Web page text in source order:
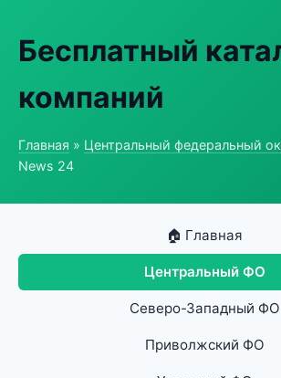
Бесплатный
компаний
Главная » Центральный федеральный
News 24
🏠 Главная
Центральный ФО
Северо-Западный ФО
Приволжский ФО